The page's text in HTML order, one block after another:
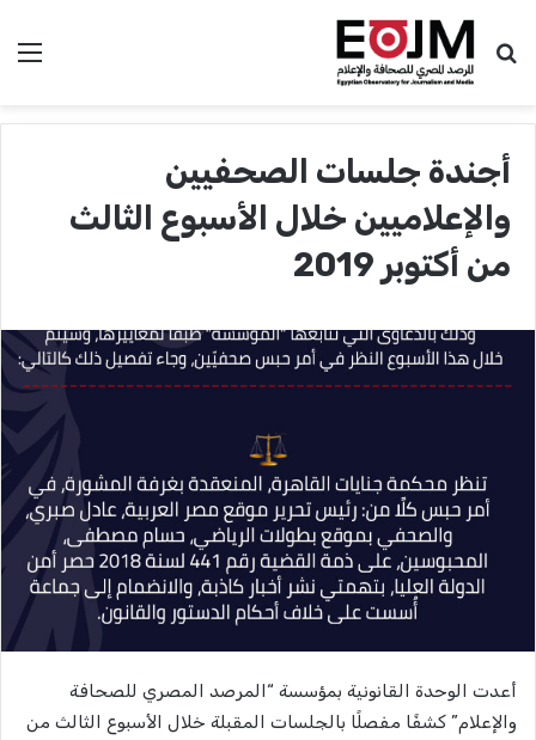
بحث عن
أجندة جلسات الصحفيين
والإعلاميين خلال الأسبوع الثالث
من أكتوبر 2019
أعدت الوحدة القانونية بمؤسسة “المرصد المصري للصحافة
والإعلام” كشفًا مفصلًا بالجلسات المقبلة خلال الأسبوع الثالث من